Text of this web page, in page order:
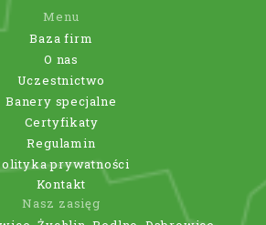
Menu
Baza firm
O nas
Uczestnictwo
Banery specjalne
Certyfikaty
Regulamin
prywatności
Kontakt
Nasz zasięg